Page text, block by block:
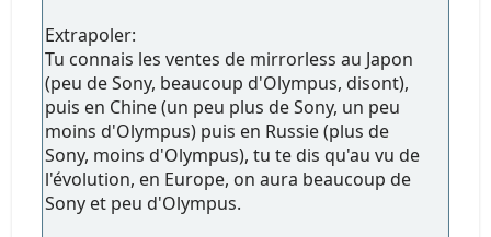
Extrapoler:
Tu connais les ventes de mirrorless au Japon
(peu de Sony, beaucoup d'Olympus, disont),
puis en Chine (un peu plus de Sony, un peu
moins d'Olympus) puis en Russie (plus de
Sony, moins d'Olympus), tu te dis qu'au vu de
l'évolution, en Europe, on aura beaucoup de
Sony et peu d'Olympus.